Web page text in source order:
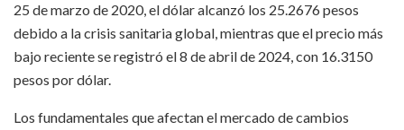
25 de marzo de 2020, el dólar alcanzó los 25.2676 pesos
debido a la crisis sanitaria global, mientras que el precio más
bajo reciente se registró el 8 de abril de 2024, con 16.3150
pesos por dólar.
Los fundamentales que afectan el mercado de cambios